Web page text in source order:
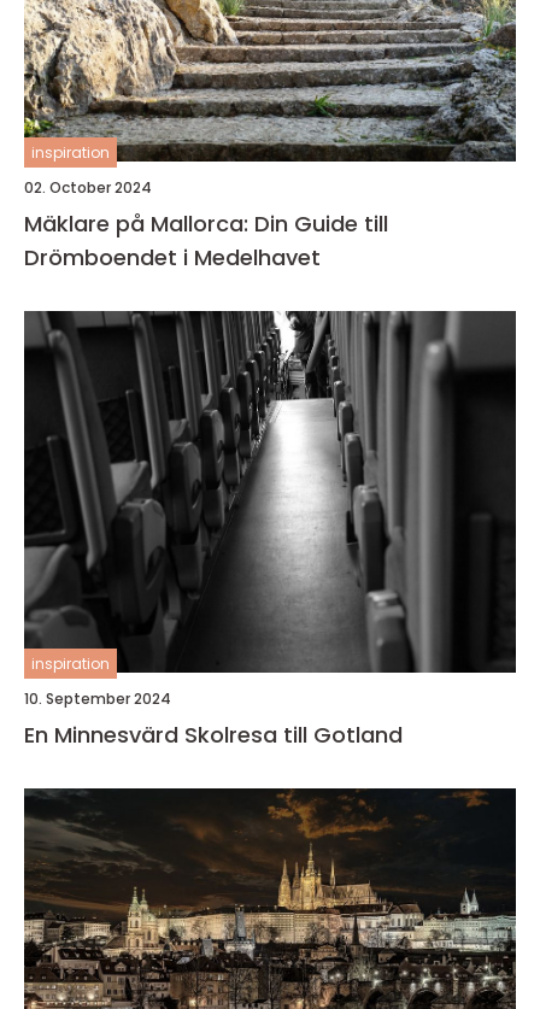
inspiration
02. October 2024
Mäklare på Mallorca: Din Guide till
Drömboendet i Medelhavet
inspiration
10. September 2024
En Minnesvärd Skolresa till Gotland